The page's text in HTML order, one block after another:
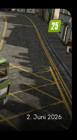
2. Juni 2026